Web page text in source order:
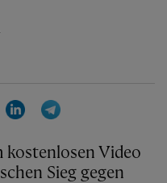
LinkedIn
kostenlosen Video
Sieg gegen